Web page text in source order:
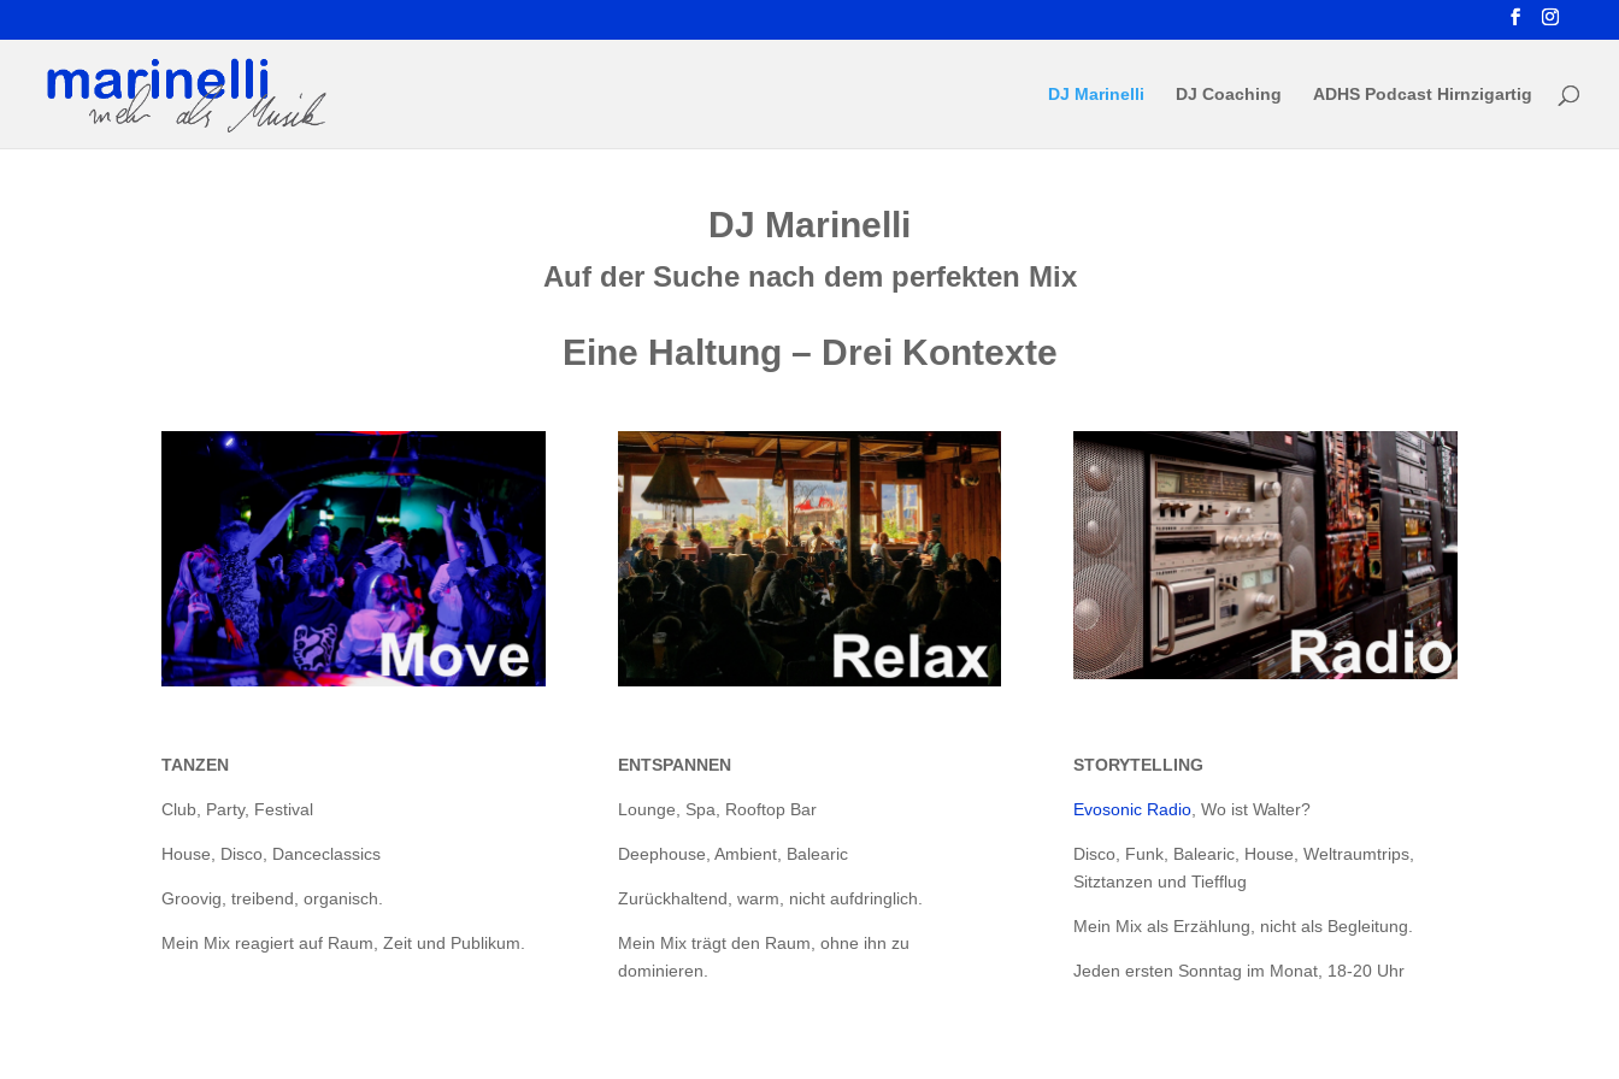
DJ Marinelli DJ Coaching ADHS Podcast Hirnzigartig
DJ Marinelli
Auf der Suche nach dem perfekten Mix
Eine Haltung – Drei Kontexte
TANZEN
Club, Party, Festival
House, Disco, Danceclassics
Groovig, treibend, organisch.
Mein Mix reagiert auf Raum, Zeit und Publikum.
ENTSPANNEN
Lounge, Spa, Rooftop Bar
Deephouse, Ambient, Balearic
Zurückhaltend, warm, nicht aufdringlich.
Mein Mix trägt den Raum, ohne ihn zu
dominieren.
STORYTELLING
Evosonic Radio, Wo ist Walter?
Disco, Funk, Balearic, House, Weltraumtrips,
Sitztanzen und Tiefflug
Mein Mix als Erzählung, nicht als Begleitung.
Jeden ersten Sonntag im Monat, 18-20 Uhr